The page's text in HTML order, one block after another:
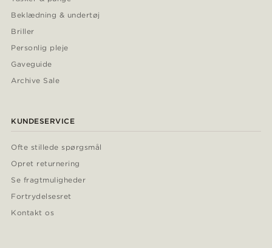
Beklædning & undertøj
Briller
Personlig pleje
Gaveguide
Archive Sale
KUNDESERVICE
Ofte stillede spørgsmål
Opret returnering
Se fragtmuligheder
Fortrydelsesret
Kontakt os